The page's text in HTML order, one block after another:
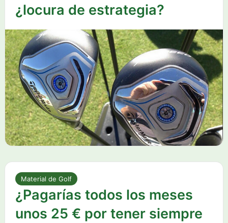
¿locura de estrategia?
Material de Golf
¿Pagarías todos los meses
unos 25 € por tener siempre